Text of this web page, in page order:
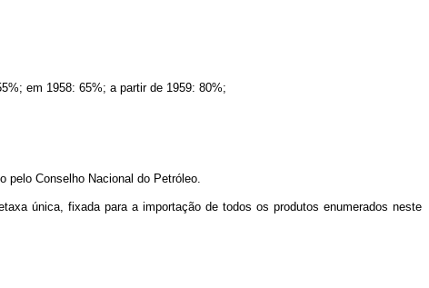
em 1958: 65%; a partir de 1959: 80%;
pelo Conselho Nacional do Petróleo.
única, fixada para a importação de todos os produtos enumerados neste